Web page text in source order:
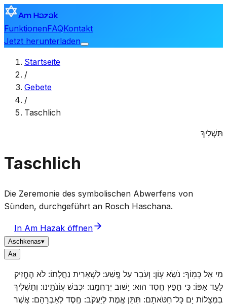
Am Hazak
FunktionenFAQKontakt
Jetzt herunterladen
Startseite
/
Gebete
/
Taschlich
תַּשְׁלִיךְ
Taschlich
Die Zeremonie des symbolischen Abwerfens von
Sünden, durchgeführt an Rosch Haschana.
In Am Hazak öffnen
Aschkenas▾
Aa
מִי אֵל כָּמֽוֹךָ: נֹשֵׂא עָו‍ֹן: וְעֹבֵר עַל פֶּֽשַׁע: לִשְׁאֵרִית נַחֲלָתוֹ: לֹא הֶחֱזִיק
לָעַד אַפּוֹ: כִּי חָפֵץ חֶֽסֶד הוּא: יָשׁוּב יְרַחֲמֵֽנוּ: יִכְבּשׁ עֲו‍ֹנֹתֵֽינוּ: וְתַשְׁלִיךְ
בִמְצֻלוֹת יָם כָּל־חַטֹּאתָם: תִּתֵּן אֱמֶת לְיַעֲקֹב: חֶֽסֶד לְאַבְרָהָם: אֲשֶׁר